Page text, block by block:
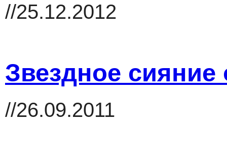
//25.12.2012
Звездное сияние
//26.09.2011